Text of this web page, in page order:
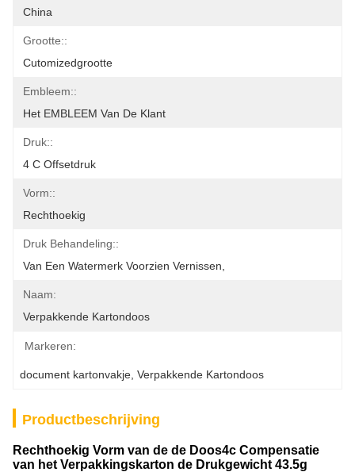
China
Grootte::
Cutomizedgrootte
Embleem::
Het EMBLEEM Van De Klant
Druk::
4 C Offsetdruk
Vorm::
Rechthoekig
Druk Behandeling::
Van Een Watermerk Voorzien Vernissen,
Naam:
Verpakkende Kartondoos
Markeren:
document kartonvakje Verpakkende Kartondoos
Productbeschrijving
Rechthoekig Vorm van de de Doos4c Compensatie
van het Verpakkingskarton de Drukgewicht 43.5g